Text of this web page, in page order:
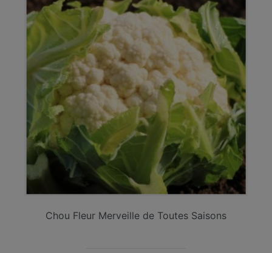
Chou Fleur Merveille de Toutes Saisons